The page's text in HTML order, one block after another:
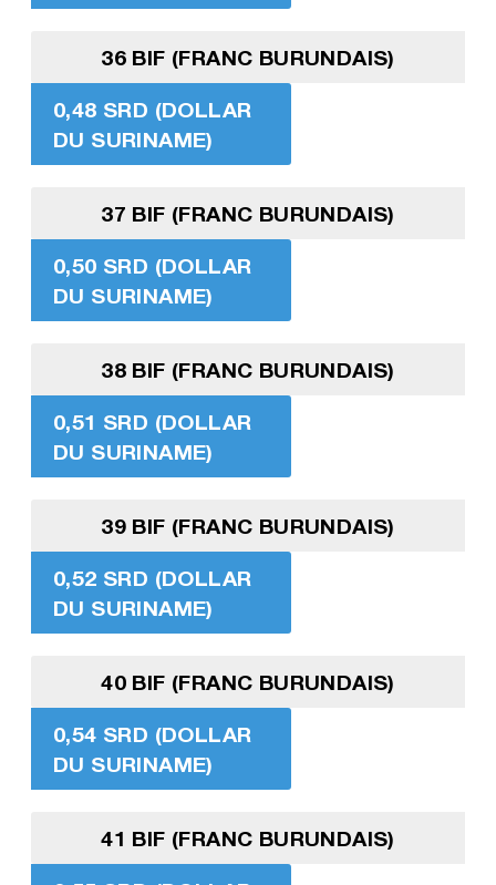
36 BIF (FRANC BURUNDAIS)
0,48 SRD (DOLLAR
DU SURINAME)
37 BIF (FRANC BURUNDAIS)
0,50 SRD (DOLLAR
DU SURINAME)
38 BIF (FRANC BURUNDAIS)
0,51 SRD (DOLLAR
DU SURINAME)
39 BIF (FRANC BURUNDAIS)
0,52 SRD (DOLLAR
DU SURINAME)
40 BIF (FRANC BURUNDAIS)
0,54 SRD (DOLLAR
DU SURINAME)
41 BIF (FRANC BURUNDAIS)